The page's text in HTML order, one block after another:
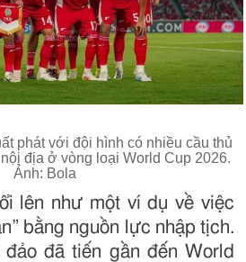
phát với đội hình có nhiều cầu thủ
địa ở vòng loại World Cup 2026.
Ảnh: Bola
lên như một ví dụ về việc
bằng nguồn lực nhập tịch.
đã tiến gần đến World